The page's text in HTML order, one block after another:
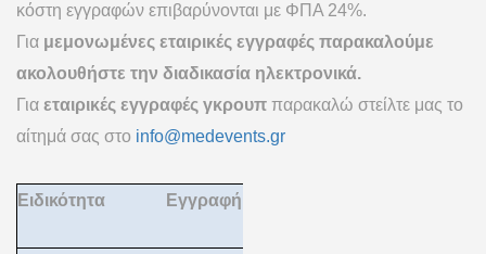
κόστη εγγραφών επιβαρύνονται με ΦΠΑ 24%.
Για μεμονωμένες εταιρικές εγγραφές παρακαλούμε
ακολουθήστε την διαδικασία ηλεκτρονικά.
Για εταιρικές εγγραφές γκρουπ παρακαλώ στείλτε μας το
αίτημά σας στο info@medevents.gr
Ειδικότητα Εγγραφή